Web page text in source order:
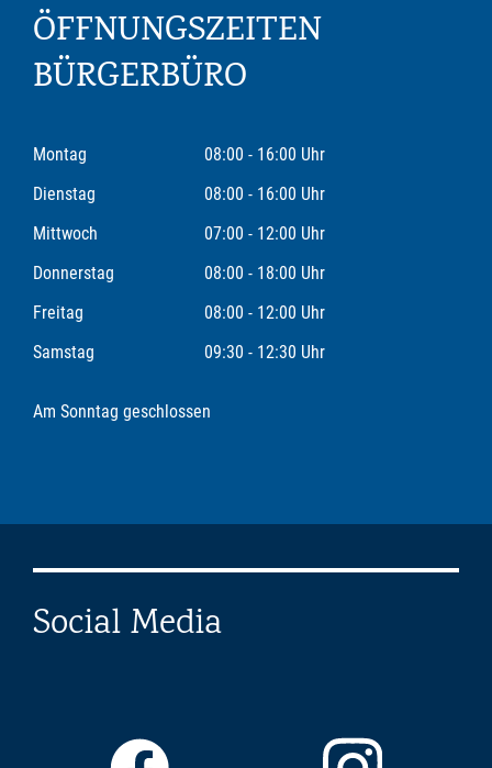
ÖFFNUNGSZEITEN
BÜRGERBÜRO
Montag
08:00 - 16:00 Uhr
Dienstag
08:00 - 16:00 Uhr
Mittwoch
07:00 - 12:00 Uhr
Donnerstag
08:00 - 18:00 Uhr
Freitag
08:00 - 12:00 Uhr
Samstag
09:30 - 12:30 Uhr
Am Sonntag geschlossen
Social Media